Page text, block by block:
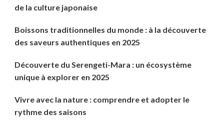
de la culture japonaise
Boissons traditionnelles du monde : à la découverte
des saveurs authentiques en 2025
Découverte du Serengeti-Mara : un écosystème
unique à explorer en 2025
Vivre avec la nature : comprendre et adopter le
rythme des saisons